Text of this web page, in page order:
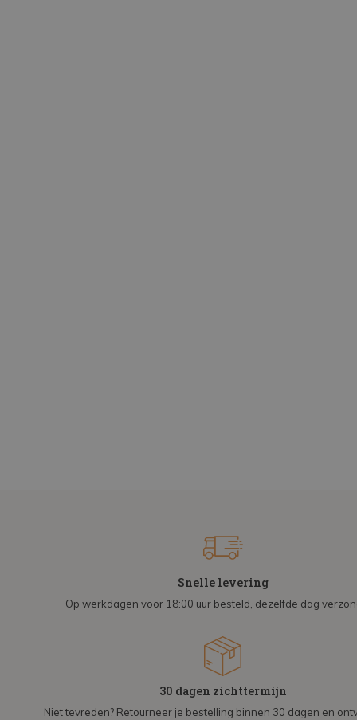
Snelle levering
Op werkdagen voor 18:00 uur besteld, dezelfde dag
30 dagen zichttermijn
Niet tevreden? Retourneer je bestelling binnen 30 dagen en